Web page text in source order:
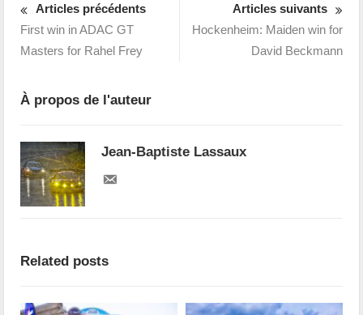
Articles précédents
First win in ADAC GT
Masters for Rahel Frey
Articles suivants
Hockenheim: Maiden win for
David Beckmann
À propos de l'auteur
Jean-Baptiste Lassaux
Related posts